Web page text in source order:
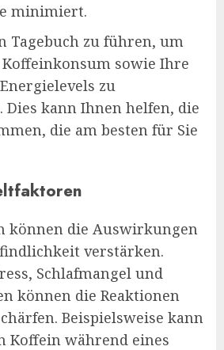
minimiert.
Tagebuch zu führen, um
sowie Ihre
zu
kann Ihnen helfen, die
die am besten für Sie
können die Auswirkungen
verstärken.
Schlafmangel und
können die Reaktionen
Beispielsweise kann
Koffein während eines